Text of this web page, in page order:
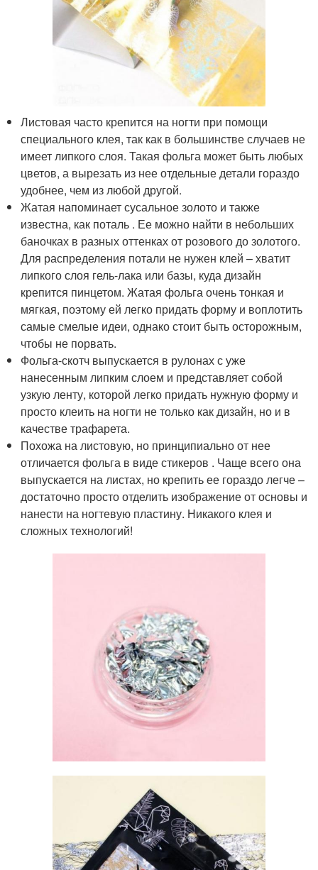
Листовая часто крепится на ногти при помощи
специального клея, так как в большинстве случаев не
имеет липкого слоя. Такая фольга может быть любых
цветов, а вырезать из нее отдельные детали гораздо
удобнее, чем из любой другой.
Жатая напоминает сусальное золото и также
известна, как поталь . Ее можно найти в небольших
баночках в разных оттенках от розового до золотого.
Для распределения потали не нужен клей – хватит
липкого слоя гель-лака или базы, куда дизайн
крепится пинцетом. Жатая фольга очень тонкая и
мягкая, поэтому ей легко придать форму и воплотить
самые смелые идеи, однако стоит быть осторожным,
чтобы не порвать.
Фольга-скотч выпускается в рулонах с уже
нанесенным липким слоем и представляет собой
узкую ленту, которой легко придать нужную форму и
просто клеить на ногти не только как дизайн, но и в
качестве трафарета.
Похожа на листовую, но принципиально от нее
отличается фольга в виде стикеров . Чаще всего она
выпускается на листах, но крепить ее гораздо легче –
достаточно просто отделить изображение от основы и
нанести на ногтевую пластину. Никакого клея и
сложных технологий!